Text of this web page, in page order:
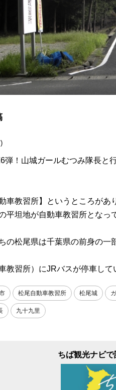
弾！山城ガールむつみ隊長と
車教習所】というところが
平坦地が自動車教習所となっ
の松尾県は千葉県の前身の一
教習所）にJRバスが停車して
松尾自動車教習所 松尾城
九十九里
ちば観光ナビ